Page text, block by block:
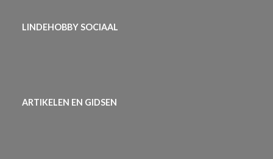
LINDEHOBBY SOCIAAL
ARTIKELEN EN GIDSEN